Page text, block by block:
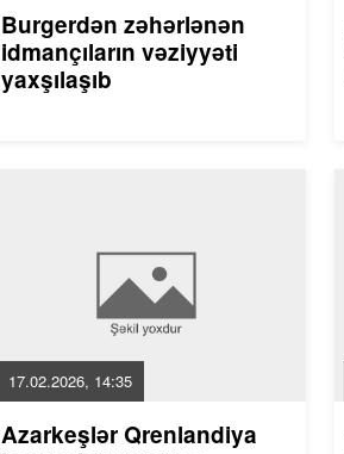
Burgerdən zəhərlənən
idmançıların vəziyyəti
yaxşılaşıb
17.02.2026, 14:35
Azarkeşlər Qrenlandiya